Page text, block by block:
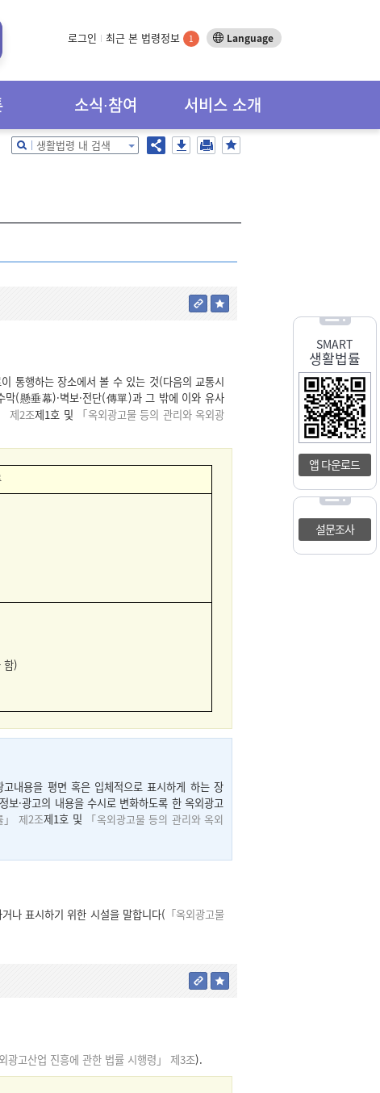
로그인 최근 본 법령정보 1 Language
소식∙참여 서비스 소개
SMART
생활법률
앱 다운로드
설문조사
생활법령 내 검색
통행하는 장소에서 볼 수 있는 것(다음의 교통시
막(懸垂幕)·벽보·전단(傳單)과 그 밖에 이와 유사
제2조제1호 및
「옥외광고물 등의 관리와 옥외광
함)
고내용을 평면 혹은 입체적으로 표시하게 하는 장
·광고의 내용을 수시로 변화하도록 한 옥외광고
」 제2조제1호 및
「옥외광고물 등의 관리와 옥외
나 표시하기 위한 시설을 말합니다( 「옥외광고물
광고산업 진흥에 관한 법률 시행령」 제3조).